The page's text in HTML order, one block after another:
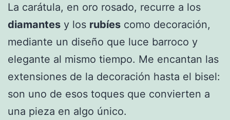
La carátula, en oro rosado, recurre a los
diamantes y los rubíes como decoración,
mediante un diseño que luce barroco y
elegante al mismo tiempo. Me encantan las
extensiones de la decoración hasta el bisel:
son uno de esos toques que convierten a
una pieza en algo único.